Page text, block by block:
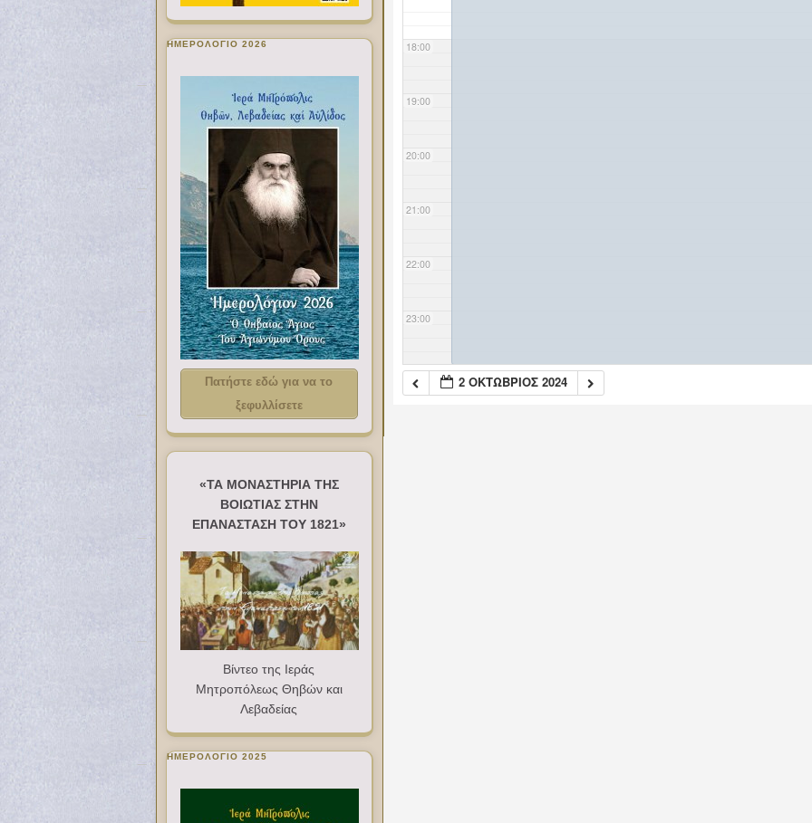
18:00
19:00
20:00
21:00
22:00
23:00
2 ΟΚΤΏΒΡΙΟΣ 2024
ΗΜΕΡΟΛΟΓΙΟ 2026
Πατήστε εδώ για να το
ξεφυλλίσετε
«ΤΑ ΜΟΝΑΣΤΗΡΙΑ ΤΗΣ
ΒΟΙΩΤΙΑΣ ΣΤΗΝ
ΕΠΑΝΑΣΤΑΣΗ ΤΟΥ 1821»
Βίντεο της Ιεράς
Μητροπόλεως Θηβών και
Λεβαδείας
ΗΜΕΡΟΛΟΓΙΟ 2025